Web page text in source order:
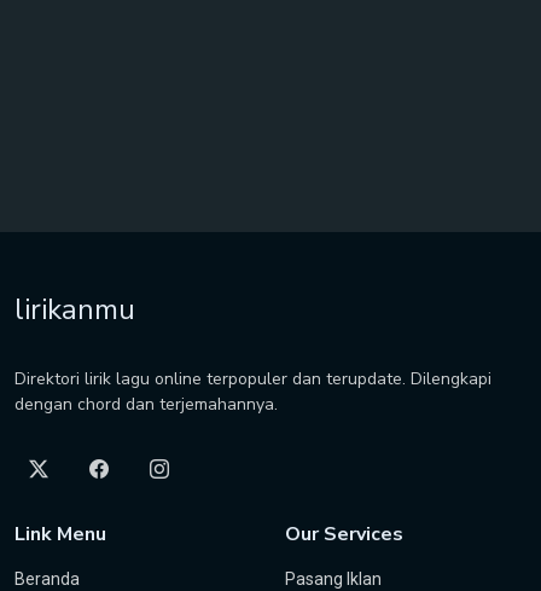
lirikanmu
Direktori lirik lagu online terpopuler dan terupdate. Dilengkapi
dengan chord dan terjemahannya.
Link Menu
Beranda
Our Services
Pasang Iklan